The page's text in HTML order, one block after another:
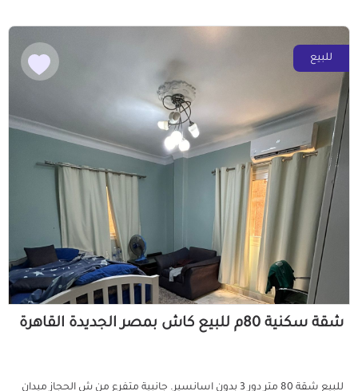
للبيع
شقة سكنية 80م للبيع كاش بمصر الجديدة القاهرة
للبيع شقة 80 متر دور 3 بدون اسانسير. جانبية متفرع من ش الحجاز ميدان